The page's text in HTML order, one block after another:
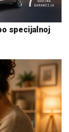
specijalnoj